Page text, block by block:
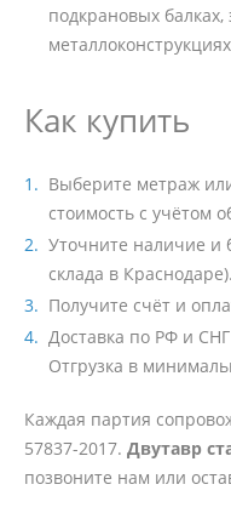
подкрановых балках,
Как купить
Выберите метраж
стоимость с учётом
Уточните наличие и
склада в Краснодаре).
Получите счёт и
Доставка по РФ и
Отгрузка в
Каждая партия
57837-2017. Двутавр
позвоните нам или